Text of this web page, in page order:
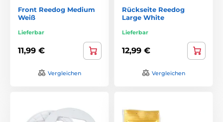
Front Reedog Medium
Weiß
Lieferbar
11,99 €
Vergleichen
Rückseite Reedog
Large White
Lieferbar
12,99 €
Vergleichen